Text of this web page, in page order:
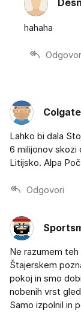
hahaha
Colgate
Lahko bi dala
6 milijonov skozi
Litijsko. Alpa
Odgovori
Ne razumem teh
Štajerskem
pokoj in smo
nobenih vrst
Samo izpolnil in